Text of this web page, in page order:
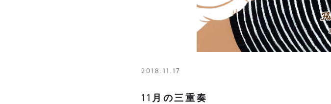
2018.11.17
11月の三重奏